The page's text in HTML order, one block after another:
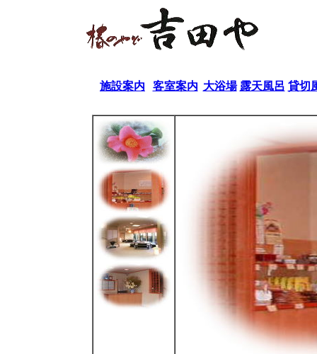
施設案内 客室案内 大浴場 露天風呂 貸切